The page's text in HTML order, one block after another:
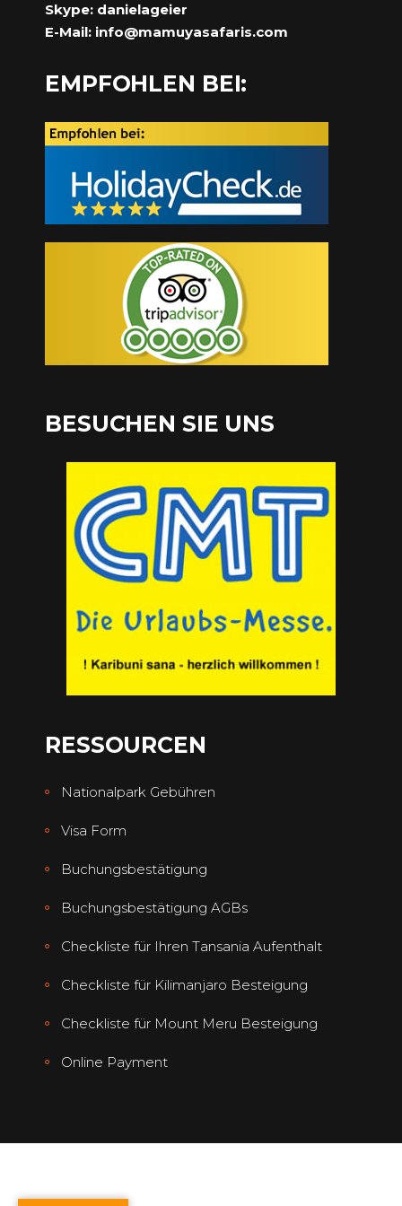
Skype: danielageier
E-Mail: info@mamuyasafaris.com
EMPFOHLEN BEI:
BESUCHEN SIE UNS
RESSOURCEN
Nationalpark Gebühren
Visa Form
Buchungsbestätigung
Buchungsbestätigung AGBs
Checkliste für Ihren Tansania Aufenthalt
Checkliste für Kilimanjaro Besteigung
Checkliste für Mount Meru Besteigung
Online Payment